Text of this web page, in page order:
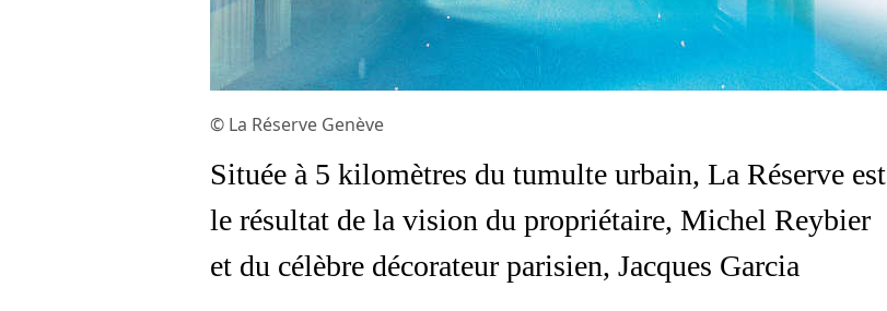
© La Réserve Genève
Située à 5 kilomètres du tumulte urbain, La Réserve est
le résultat de la vision du propriétaire, Michel Reybier
et du célèbre décorateur parisien, Jacques Garcia